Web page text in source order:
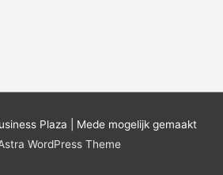
Plaza | Mede mogelijk gemaakt
WordPress Theme